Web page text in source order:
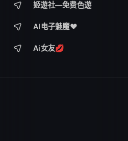
姬遊社—免费色遊
AI电子魅魔❤️
Ai女友💋